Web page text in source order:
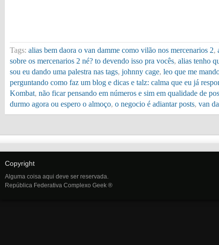
Tags: alias bem daora o van damme como vilão nos mercenarios 2,
sobre os mercenarios 2 né? to devendo isso pra vocês, alias tenho
sou eu dando uma palestra nas tags, johnny cage, leo que me
perguntando como faz um blog e dicas e talz: calma que eu já
Kombat, não ficar pensando em números e sim em qualidade de
durmo agora ou espero o almoço, o negocio é adiantar posts, van
Copyright
Alguma coisa aqui deve ser reservada.
República Federativa Complexo Geek ®